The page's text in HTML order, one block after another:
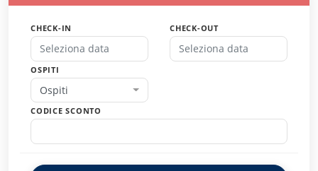
CHECK-IN CHECK-OUT
OSPITI
Ospiti
CODICE SCONTO